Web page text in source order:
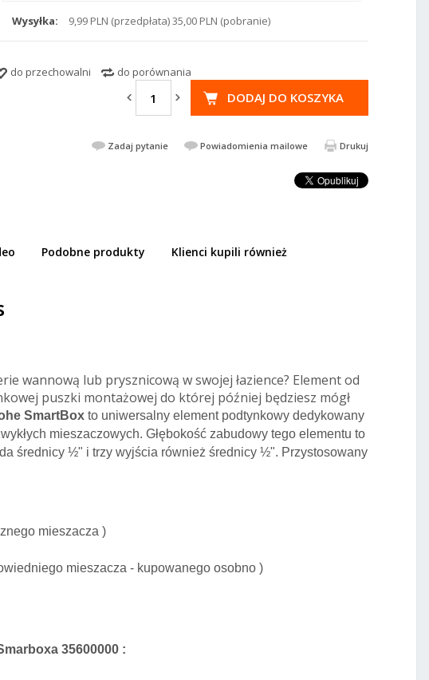
Wysyłka: 9,99 PLN (przedpłata) 35,00 PLN (pobranie)
do przechowalni do porównania
DODAJ DO KOSZYKA
Zadaj pytanie Powiadomienia mailowe Drukuj
225,00 PLN
Podobne produkty Klienci kupili również
wannową lub prysznicową w swojej łazience? Element od
puszki montażowej do której później będziesz mógł
SmartBox to uniwersalny element podtynkowy dedykowany
mieszaczowych. Głębokość zabudowy tego elementu to
średnicy ½" i trzy wyjścia również średnicy ½". Przystosowany
mieszacza )
mieszacza - kupowanego osobno )
35600000 :